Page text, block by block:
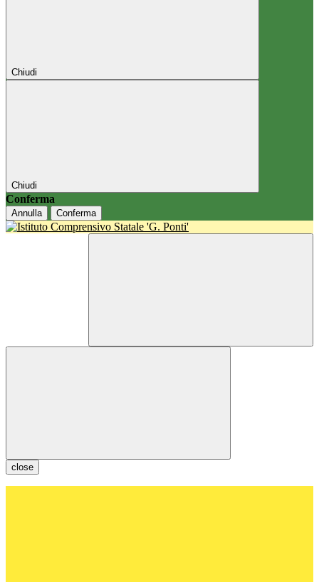
Chiudi
Chiudi
Conferma
Annulla Conferma
close